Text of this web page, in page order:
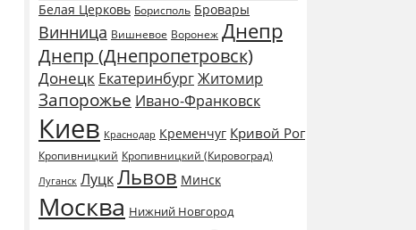
Белая Церковь Борисполь Бровары
Винница Вишневое Воронеж Днепр
Днепр (Днепропетровск)
Донецк ЕкатеринбургЖитомир
Запорожье Ивано-Франковск
Киев Краснодар Кременчуг Кривой Рог
Кропивницкий Кропивницкий (Кировоград)
Луганск ЛуцкЛьвов Минск
Москва Нижний Новгород